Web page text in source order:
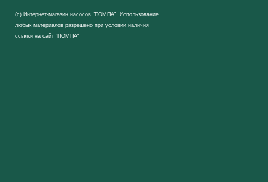
(с) Интернет-магазин насосов "ПОМПА". Использование
любых материалов разрешено при условии наличия
ссылки на сайт "ПОМПА"